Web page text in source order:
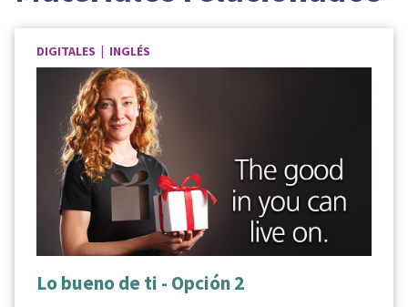
DIGITALES | INGLÉS
Lo bueno de ti - Opción 2